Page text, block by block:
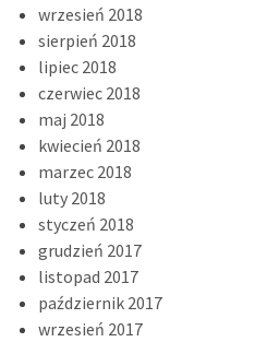
wrzesień 2018
sierpień 2018
lipiec 2018
czerwiec 2018
maj 2018
kwiecień 2018
marzec 2018
luty 2018
styczeń 2018
grudzień 2017
listopad 2017
październik 2017
wrzesień 2017